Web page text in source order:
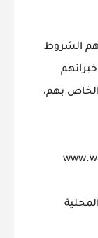
الشروط
بهم،